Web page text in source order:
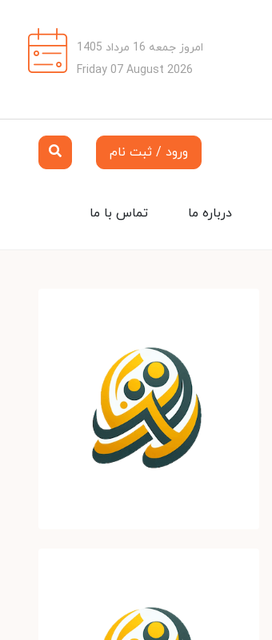
امروز جمعه 16 مرداد 1405
Friday 07 August 2026
ورود / ثبت نام
تماس با ما درباره ما